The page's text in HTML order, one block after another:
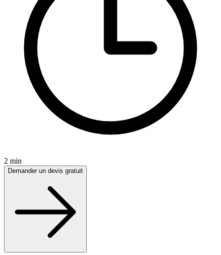
2 min
Demander un devis gratuit